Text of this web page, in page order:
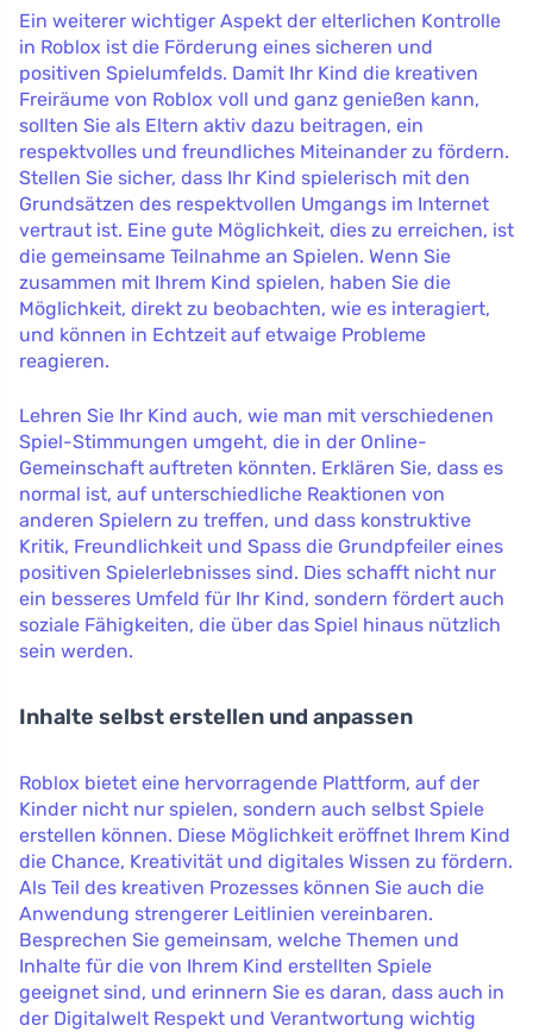
Ein weiterer wichtiger Aspekt der elterlichen Kontrolle
in Roblox ist die Förderung eines sicheren und
positiven Spielumfelds. Damit Ihr Kind die kreativen
Freiräume von Roblox voll und ganz genießen kann,
sollten Sie als Eltern aktiv dazu beitragen, ein
respektvolles und freundliches Miteinander zu fördern.
Stellen Sie sicher, dass Ihr Kind spielerisch mit den
Grundsätzen des respektvollen Umgangs im Internet
vertraut ist. Eine gute Möglichkeit, dies zu erreichen, ist
die gemeinsame Teilnahme an Spielen. Wenn Sie
zusammen mit Ihrem Kind spielen, haben Sie die
Möglichkeit, direkt zu beobachten, wie es interagiert,
und können in Echtzeit auf etwaige Probleme
reagieren.
Lehren Sie Ihr Kind auch, wie man mit verschiedenen
Spiel-Stimmungen umgeht, die in der Online-
Gemeinschaft auftreten könnten. Erklären Sie, dass es
normal ist, auf unterschiedliche Reaktionen von
anderen Spielern zu treffen, und dass konstruktive
Kritik, Freundlichkeit und Spass die Grundpfeiler eines
positiven Spielerlebnisses sind. Dies schafft nicht nur
ein besseres Umfeld für Ihr Kind, sondern fördert auch
soziale Fähigkeiten, die über das Spiel hinaus nützlich
sein werden.
Inhalte selbst erstellen und anpassen
Roblox bietet eine hervorragende Plattform, auf der
Kinder nicht nur spielen, sondern auch selbst Spiele
erstellen können. Diese Möglichkeit eröffnet Ihrem Kind
die Chance, Kreativität und digitales Wissen zu fördern.
Als Teil des kreativen Prozesses können Sie auch die
Anwendung strengerer Leitlinien vereinbaren.
Besprechen Sie gemeinsam, welche Themen und
Inhalte für die von Ihrem Kind erstellten Spiele
geeignet sind, und erinnern Sie es daran, dass auch in
der Digitalwelt Respekt und Verantwortung wichtig